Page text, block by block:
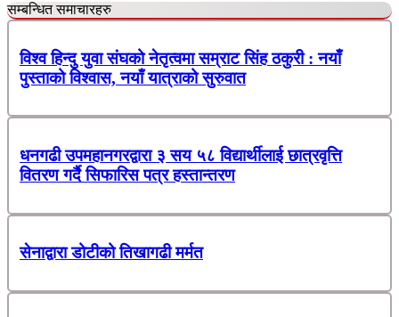
सम्बन्धित समाचारहरु
विश्व हिन्दु युवा संघको नेतृत्वमा सम्राट सिंह ठकुरी : नयाँ
पुस्ताको विश्वास, नयाँ यात्राको सुरुवात
धनगढी उपमहानगरद्वारा ३ सय ५८ विद्यार्थीलाई छात्रवृत्ति
वितरण गर्दै सिफारिस पत्र हस्तान्तरण
सेनाद्वारा डोटीको तिखागढी मर्मत